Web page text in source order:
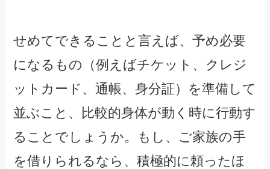
せめてできることと言えば、予め必要
になるもの（例えばチケット、クレジ
ットカード、通帳、身分証）を準備して
並ぶこと、比較的身体が動く時に行動す
ることでしょうか。もし、ご家族の手
を借りられるなら、積極的に頼ったほ